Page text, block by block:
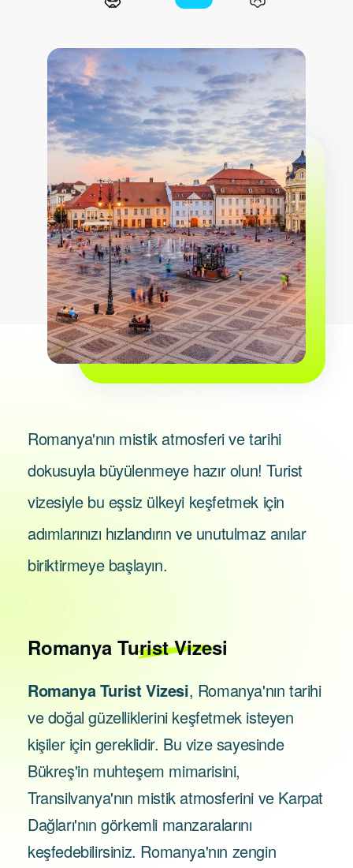
Romanya'nın mistik atmosferi ve tarihi
dokusuyla büyülenmeye hazır olun! Turist
vizesiyle bu eşsiz ülkeyi keşfetmek için
adımlarınızı hızlandırın ve unutulmaz anılar
biriktirmeye başlayın.
Romanya Turist Vizesi
Romanya Turist Vizesi, Romanya'nın tarihi
ve doğal güzelliklerini keşfetmek isteyen
kişiler için gereklidir. Bu vize sayesinde
Bükreş'in muhteşem mimarisini,
Transilvanya'nın mistik atmosferini ve Karpat
Dağları'nın görkemli manzaralarını
keşfedebilirsiniz. Romanya'nın zengin